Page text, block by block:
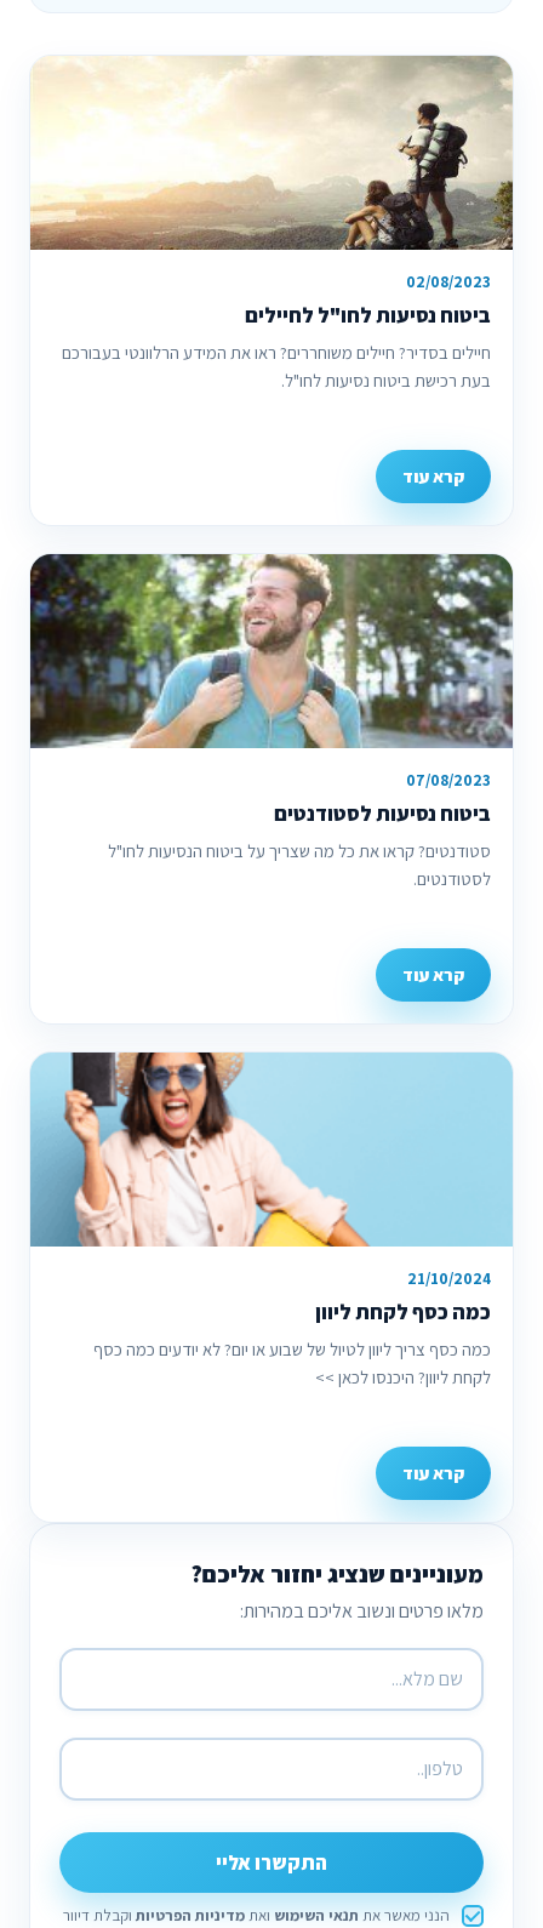
02/08/2023
ביטוח נסיעות לחו"ל לחיילים
חיילים בסדיר? חיילים משוחררים? ראו את המידע הרלוונטי בעבורכם
בעת רכישת ביטוח נסיעות לחו"ל.
קרא עוד
07/08/2023
ביטוח נסיעות לסטודנטים
סטודנטים? קראו את כל מה שצריך על ביטוח הנסיעות לחו"ל
לסטודנטים.
קרא עוד
21/10/2024
כמה כסף לקחת ליוון
כמה כסף צריך ליוון לטיול של שבוע או יום? לא יודעים כמה כסף
לקחת ליוון? היכנסו לכאן >>
קרא עוד
מעוניינים שנציג יחזור אליכם?
מלאו פרטים ונשוב אליכם במהירות:
התקשרו אליי
הנני מאשר את תנאי השימוש ואתמדיניות הפרטיות וקבלת דיוור